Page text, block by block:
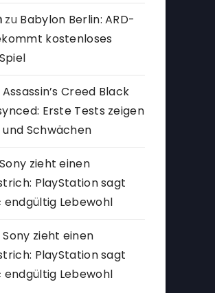
zu Babylon Berlin: ARD-
kostenloses
Assassin’s Creed Black
Erste Tests zeigen
Schwächen
Sony zieht einen
PlayStation sagt
endgültig Lebewohl
Sony zieht einen
PlayStation sagt
endgültig Lebewohl